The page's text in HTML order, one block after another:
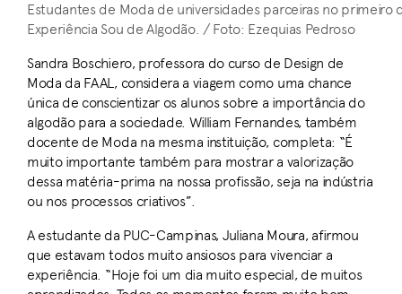
Estudantes de Moda de universidades parceiras no primeiro
Experiência Sou de Algodão. / Foto: Ezequias Pedroso
Sandra Boschiero, professora do curso de Design de
Moda da FAAL, considera a viagem como uma chance
única de conscientizar os alunos sobre a importância do
algodão para a sociedade. William Fernandes, também
docente de Moda na mesma instituição, completa: “É
muito importante também para mostrar a valorização
dessa matéria-prima na nossa profissão, seja na indústria
ou nos processos criativos”.
A estudante da PUC-Campinas, Juliana Moura, afirmou
que estavam todos muito ansiosos para vivenciar a
experiência. “Hoje foi um dia muito especial, de muitos